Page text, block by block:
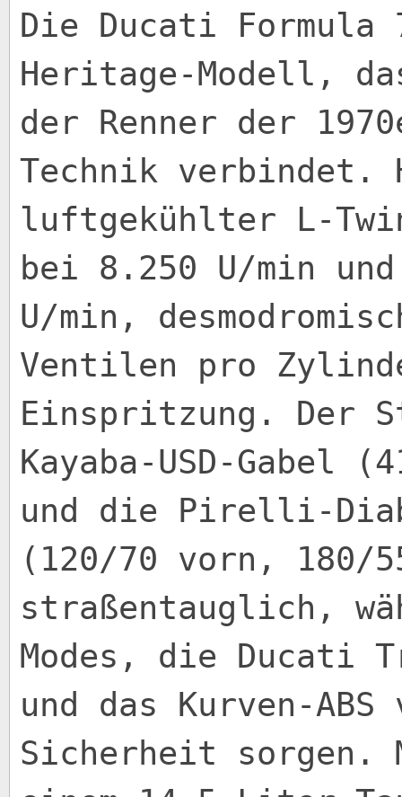
Die Ducati
Heritage-Modell,
der Renner der
Technik
luftgekühlter L-
bei 8.250 U/min
U/min,
Ventilen pro
Einspritzung. Der
Kayaba-USD-Gabel
und die Pirelli-
(120/70 vorn, 180/
straßentauglich,
Modes, die Ducati
und das Kurven-
Sicherheit sorgen.